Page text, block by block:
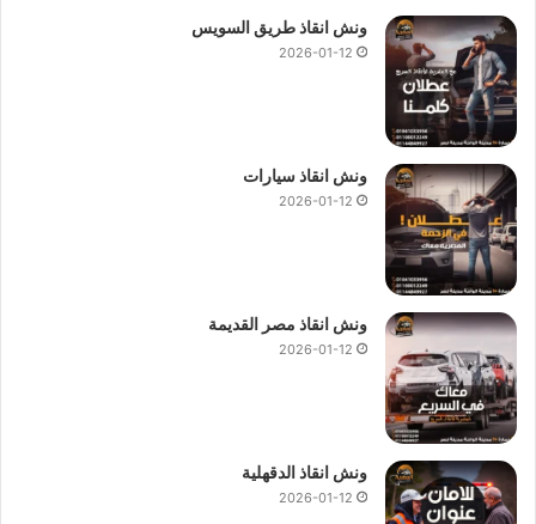
ونش انقاذ طريق السويس
2026-01-12
ونش انقاذ سيارات
2026-01-12
ونش انقاذ مصر القديمة
2026-01-12
ونش انقاذ الدقهلية
2026-01-12